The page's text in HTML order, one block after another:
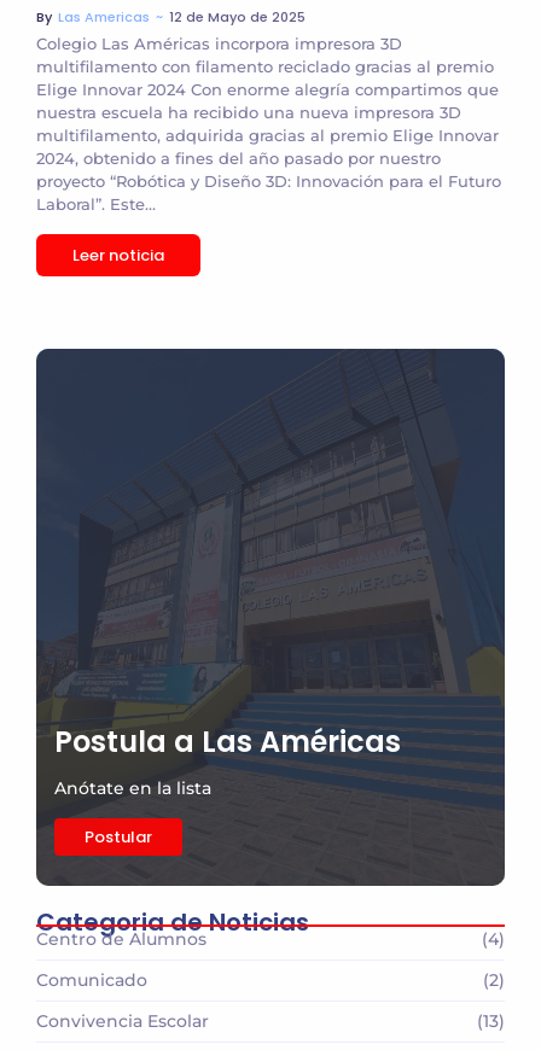
By Las Americas ~ 12 de Mayo de 2025
Colegio Las Américas incorpora impresora 3D
multifilamento con filamento reciclado gracias al premio
Elige Innovar 2024 Con enorme alegría compartimos que
nuestra escuela ha recibido una nueva impresora 3D
multifilamento, adquirida gracias al premio Elige Innovar
2024, obtenido a fines del año pasado por nuestro
proyecto “Robótica y Diseño 3D: Innovación para el Futuro
Laboral”. Este...
Leer noticia
Postula a Las Américas
Anótate en la lista
Postular
Categoria de Noticias
Centro de Alumnos
(4)
Comunicado
(2)
Convivencia Escolar
(13)